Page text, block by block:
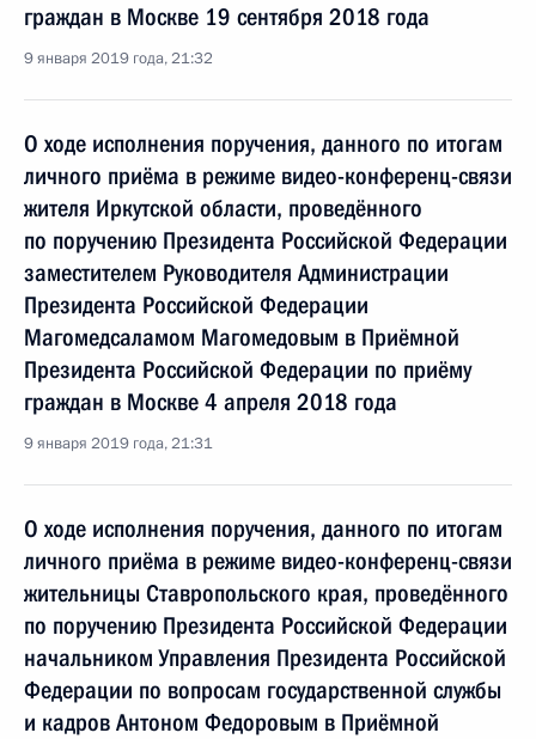
граждан в Москве 19 сентября 2018 года
9 января 2019 года, 21:32
О ходе исполнения поручения, данного по итогам
личного приёма в режиме видео-конференц-связи
жителя Иркутской области, проведённого
по поручению Президента Российской Федерации
заместителем Руководителя Администрации
Президента Российской Федерации
Магомедсаламом Магомедовым в Приёмной
Президента Российской Федерации по приёму
граждан в Москве 4 апреля 2018 года
9 января 2019 года, 21:31
О ходе исполнения поручения, данного по итогам
личного приёма в режиме видео-конференц-связи
жительницы Ставропольского края, проведённого
по поручению Президента Российской Федерации
начальником Управления Президента Российской
Федерации по вопросам государственной службы
и кадров Антоном Федоровым в Приёмной